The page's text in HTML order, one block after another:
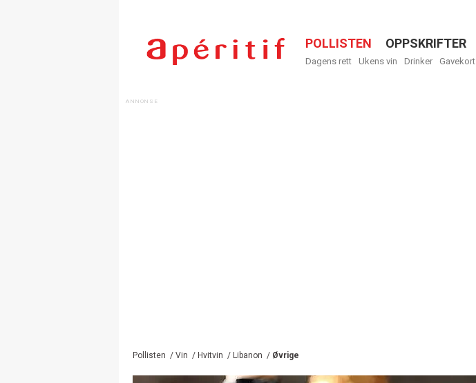
Menu
POLLISTEN OPPSKRIFTER
Dagens rett Ukens vin Drinker Gavekort
Pollisten / Vin / Hvitvin / Libanon / Øvrige